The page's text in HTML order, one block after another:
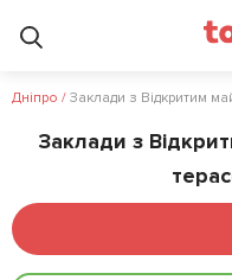
Дніпро / Заклади з Відкритим
Заклади з